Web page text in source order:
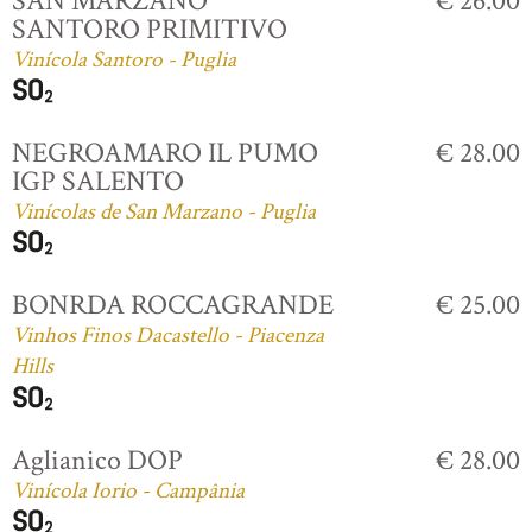
SANTORO PRIMITIVO
Vinícola Santoro - Puglia
NEGROAMARO IL PUMO
IGP SALENTO
Vinícolas de San Marzano - Puglia
€ 28.00
BONRDA ROCCAGRANDE
Vinhos Finos Dacastello - Piacenza
Hills
€ 25.00
Aglianico DOP
Vinícola Iorio - Campânia
€ 28.00